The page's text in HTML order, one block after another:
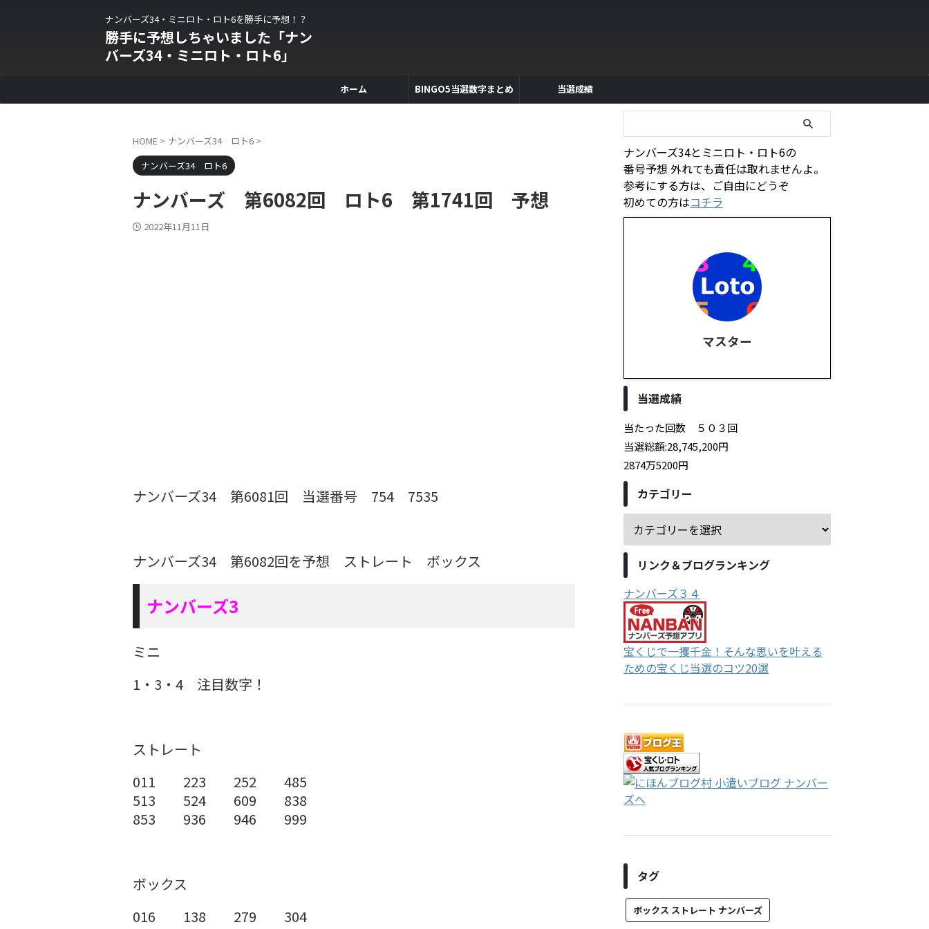
ナンバーズ34・ミニロト・ロト6を勝手に予想！？
勝手に予想しちゃいました「ナン
バーズ34・ミニロト・ロト6」
ホーム BINGO5当選数字まとめ 当選成績
HOME > ナンバーズ34 ロト6 >
ナンバーズ34 ロト6
ナンバーズ 第6082回 ロト6 第1741回 予想
2022年11月11日
ナンバーズ34 第6081回 当選番号 754 7535
ナンバーズ34 第6082回を予想 ストレート ボックス
ナンバーズ3
ミニ
1・3・4 注目数字！
ストレート
011 223 252 485
513 524 609 838
853 936 946 999
ボックス
016 138 279 304
ナンバーズ34とミニロト・ロト6の
番号予想 外れても責任は取れませんよ。
参考にする方は、ご自由にどうぞ
初めての方はコチラ
マスター
当選成績
当たった回数 ５０３回
当選総額:28,745,200円
2874万5200円
カテゴリー
リンク＆ブログランキング
ナンバーズ３４
宝くじで一攫千金！そんな思いを叶える
ための宝くじ当選のコツ20選
タグ
ボックス ストレート ナンバーズ